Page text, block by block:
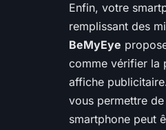
Enfin, votre
remplissant des
BeMyEye
comme vérifier la
affiche
vous permettre
smartphone peut